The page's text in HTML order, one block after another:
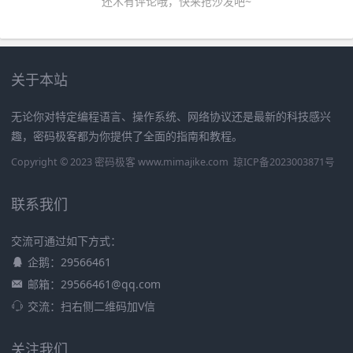
关于本站
无论你对特定编程语言、操作系统、网络协议还是最新的科技感兴
趣，密码极客都为你提供了全面的指南和教程。
Copyright © 2023 密码极客 www.mimajike.com 琼ICP备2023003871号
联系我们
交流可通过如下方式：
企鹅：29566461
邮箱：29566461@qq.com
交流：扫右侧二维码加V信
关注我们